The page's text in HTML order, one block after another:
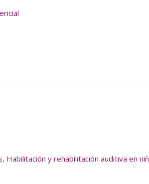
, Habilitación y rehabilitación auditiva en